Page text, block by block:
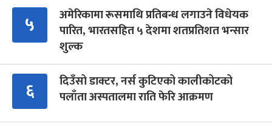
५
अमेरिकामा रूसमाथि प्रतिबन्ध लगाउने विधेयक
पारित, भारतसहित ५ देशमा शतप्रतिशत भन्सार
शुल्क
६
दिउँसो डाक्टर, नर्स कुटिएको कालीकोटको
पलाँता अस्पतालमा राति फेरि आक्रमण